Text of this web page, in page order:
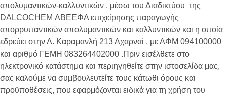
απολυμαντικών-καλλυντικών , μέσω του Διαδικτύου της
DALCOCHEM ΑΒΕΕΦΑ επιχείρησης παραγωγής
απορρυπαντικών απολυμαντικών και καλλυντικών και η οποία
εδρεύει στην Λ. Καραμανλή 213 Αχαρναί . με ΑΦΜ 094100000
και αριθμό ΓΕΜΗ 083264402000 .Πριν εισέλθετε στο
ηλεκτρονικό κατάστημα και περιηγηθείτε στην ιστοσελίδα μας,
σας καλούμε να συμβουλευτείτε τους κάτωθι όρους και
προϋποθέσεις, που εφαρμόζονται ειδικά για τη χρήση του